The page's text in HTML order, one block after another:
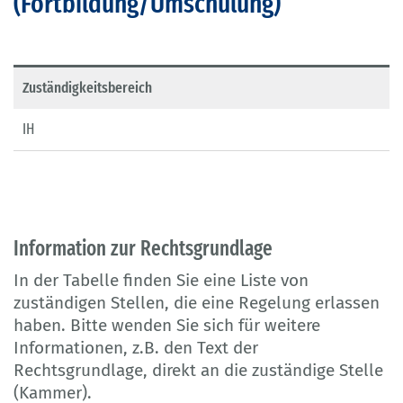
Zuständigkeitsbereich
IH
Information zur Rechtsgrundlage
In der Tabelle finden Sie eine Liste von
zuständigen Stellen, die eine Regelung erlassen
haben. Bitte wenden Sie sich für weitere
Informationen, z.B. den Text der
Rechtsgrundlage, direkt an die zuständige Stelle
(Kammer).